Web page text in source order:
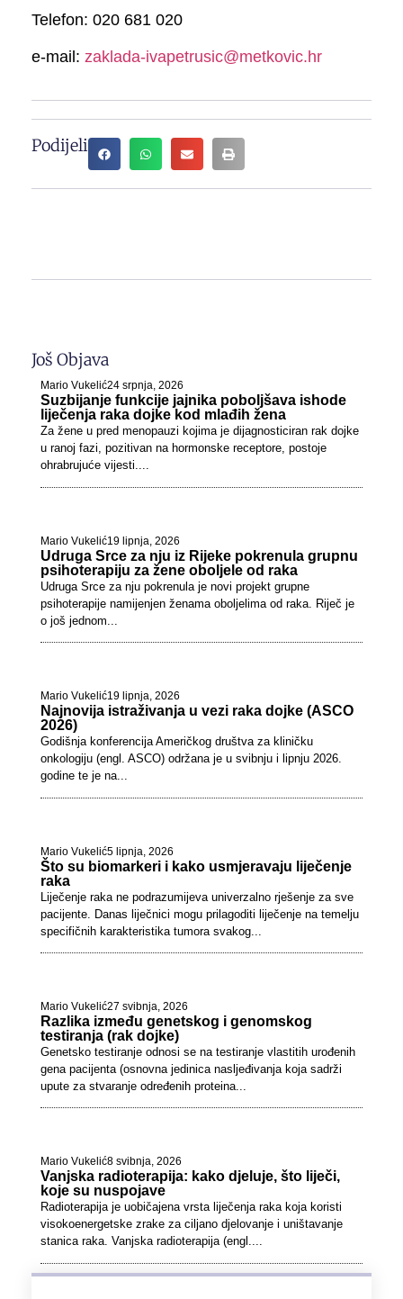
Telefon: 020 681 020
e-mail: zaklada-ivapetrusic@metkovic.hr
Podijeli
Još Objava
Mario Vukelić24 srpnja, 2026
Suzbijanje funkcije jajnika poboljšava ishode
liječenja raka dojke kod mlađih žena
Za žene u pred menopauzi kojima je dijagnosticiran rak dojke
u ranoj fazi, pozitivan na hormonske receptore, postoje
ohrabrujuće vijesti....
Mario Vukelić19 lipnja, 2026
Udruga Srce za nju iz Rijeke pokrenula grupnu
psihoterapiju za žene oboljele od raka
Udruga Srce za nju pokrenula je novi projekt grupne
psihoterapije namijenjen ženama oboljelima od raka. Riječ je
o još jednom...
Mario Vukelić19 lipnja, 2026
Najnovija istraživanja u vezi raka dojke (ASCO
2026)
Godišnja konferencija Američkog društva za kliničku
onkologiju (engl. ASCO) održana je u svibnju i lipnju 2026.
godine te je na...
Mario Vukelić5 lipnja, 2026
Što su biomarkeri i kako usmjeravaju liječenje
raka
Liječenje raka ne podrazumijeva univerzalno rješenje za sve
pacijente. Danas liječnici mogu prilagoditi liječenje na temelju
specifičnih karakteristika tumora svakog...
Mario Vukelić27 svibnja, 2026
Razlika između genetskog i genomskog
testiranja (rak dojke)
Genetsko testiranje odnosi se na testiranje vlastitih urođenih
gena pacijenta (osnovna jedinica nasljeđivanja koja sadrži
upute za stvaranje određenih proteina...
Mario Vukelić8 svibnja, 2026
Vanjska radioterapija: kako djeluje, što liječi,
koje su nuspojave
Radioterapija je uobičajena vrsta liječenja raka koja koristi
visokoenergetske zrake za ciljano djelovanje i uništavanje
stanica raka. Vanjska radioterapija (engl....